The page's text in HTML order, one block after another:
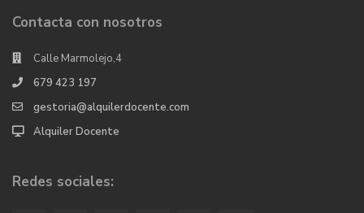
Contacta con nosotros
Calle Marmolejo,4
679 423 197
gestoria@alquilerdocente.com
Alquiler Docente
Redes sociales: